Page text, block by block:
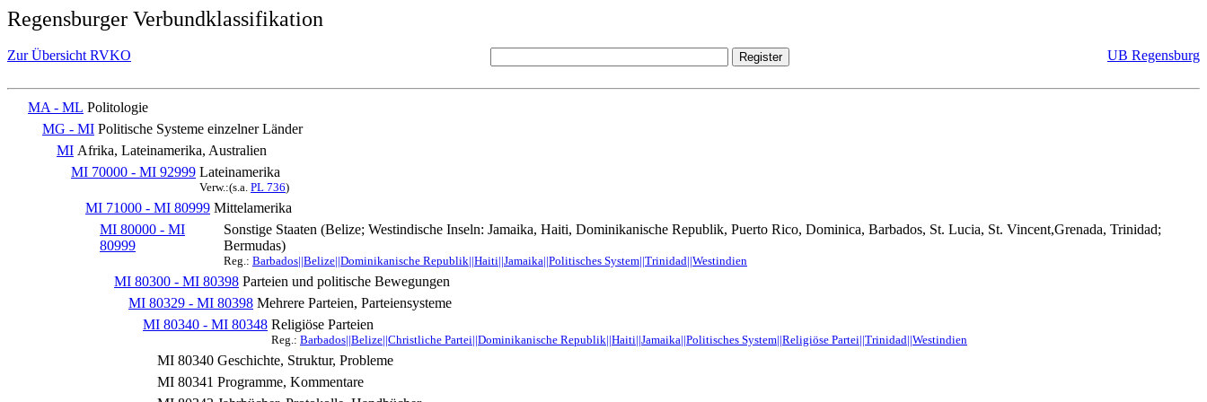
Regensburger Verbundklassifikation
Zur Übersicht RVKO UB Regensburg
MA - ML Politologie
MG - MI Politische Systeme einzelner Länder
MI Afrika, Lateinamerika, Australien
MI 70000 - MI 92999 Lateinamerika
Verw.:(s.a. PL 736)
MI 71000 - MI 80999 Mittelamerika
MI 80000 - MI
80999
Sonstige Staaten (Belize; Westindische Inseln: Jamaika, Haiti, Dominikanische Republik, Puerto Rico, Dominica, Barbados, St. Lucia, St. Vincent,Grenada, Trinidad;
Bermudas)
Reg.: Barbados||Belize||Dominikanische Republik||Haiti||Jamaika||Politisches System||Trinidad||Westindien
MI 80300 - MI 80398 Parteien und politische Bewegungen
MI 80329 - MI 80398 Mehrere Parteien, Parteiensysteme
MI 80340 - MI 80348 Religiöse Parteien
Reg.: Barbados||Belize||Christliche Partei||Dominikanische Republik||Haiti||Jamaika||Politisches System||Religiöse Partei||Trinidad||Westindien
MI 80340 Geschichte, Struktur, Probleme
MI 80341 Programme, Kommentare